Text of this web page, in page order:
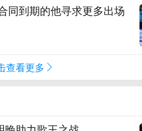
同到期的他寻求更多出场
查看更多